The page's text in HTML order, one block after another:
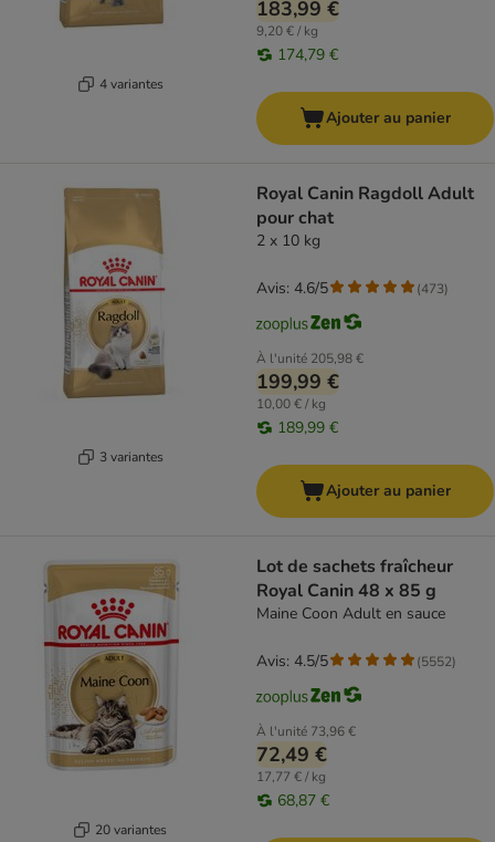
4 variantes
183,99 €
9,20 € / kg
174,79 €
Ajouter au panier
3 variantes
Royal Canin Ragdoll Adult
pour chat
2 x 10 kg
À l'unité 205,98 €
199,99 €
10,00 € / kg
189,99 €
Avis: 4.6/5 (473)
Ajouter au panier
20 variantes
Lot de sachets fraîcheur
Royal Canin 48 x 85 g
Maine Coon Adult en sauce
À l'unité 73,96 €
72,49 €
17,77 € / kg
68,87 €
Avis: 4.5/5 (5552)